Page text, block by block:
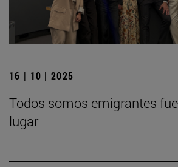
16 | 10 | 2025
Todos somos emigrantes
lugar